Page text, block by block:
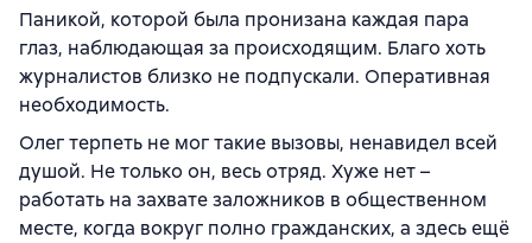
Паникой, которой была пронизана каждая пара
глаз, наблюдающая за происходящим. Благо хоть
журналистов близко не подпускали. Оперативная
необходимость.
Олег терпеть не мог такие вызовы, ненавидел всей
душой. Не только он, весь отряд. Хуже нет –
работать на захвате заложников в общественном
месте, когда вокруг полно гражданских, а здесь ещё